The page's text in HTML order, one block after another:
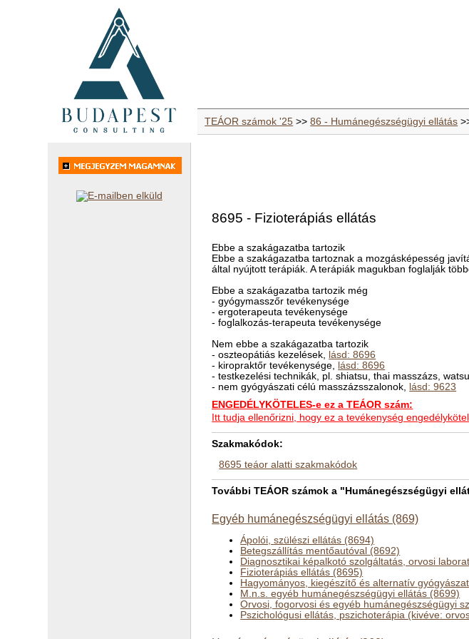
TEÁOR számok '25 >>86 - Humánegészségügyi ellátás
8695 - Fizioterápiás ellátás
Ebbe a szakágazatba tartozik
Ebbe a szakágazatba tartoznak a mozgásképesség
által nyújtott terápiák. A terápiák magukban foglalják
Ebbe a szakágazatba tartozik még
- gyógymasszőr tevékenysége
- ergoterapeuta tevékenysége
- foglalkozás-terapeuta tevékenysége
Nem ebbe a szakágazatba tartozik
- oszteopátiás kezelések, lásd: 8696
- kiropraktőr tevékenysége, lásd: 8696
- testkezelési technikák, pl. shiatsu, thai masszázs,
- nem gyógyászati célú masszázsszalonok, lásd: 9623
ENGEDÉLYKÖTELES-e ez a TEÁOR szám:
Itt tudja ellenőrizni, hogy ez a tevékenység
Szakmakódok:
8695 teáor alatti szakmakódok
További TEÁOR számok a "Humánegészségügyi
Egyéb humánegészségügyi ellátás (869)
Ápolói, szülészi ellátás (8694)
Betegszállítás mentőautóval (8692)
Diagnosztikai képalkotó szolgáltatás, orvosi
Fizioterápiás ellátás (8695)
Hagyományos, kiegészítő és alternatív
M.n.s. egyéb humánegészségügyi ellátás (8699)
Orvosi, fogorvosi és egyéb humánegészségügyi
Pszichológusi ellátás, pszichoterápia (kivéve: